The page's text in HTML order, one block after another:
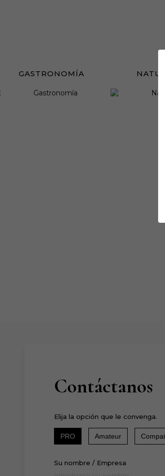
GASTRONOMÍA
Contáctanos
Elija la opción que le convenga.
PRO Amateur
Su nombre / Empresa